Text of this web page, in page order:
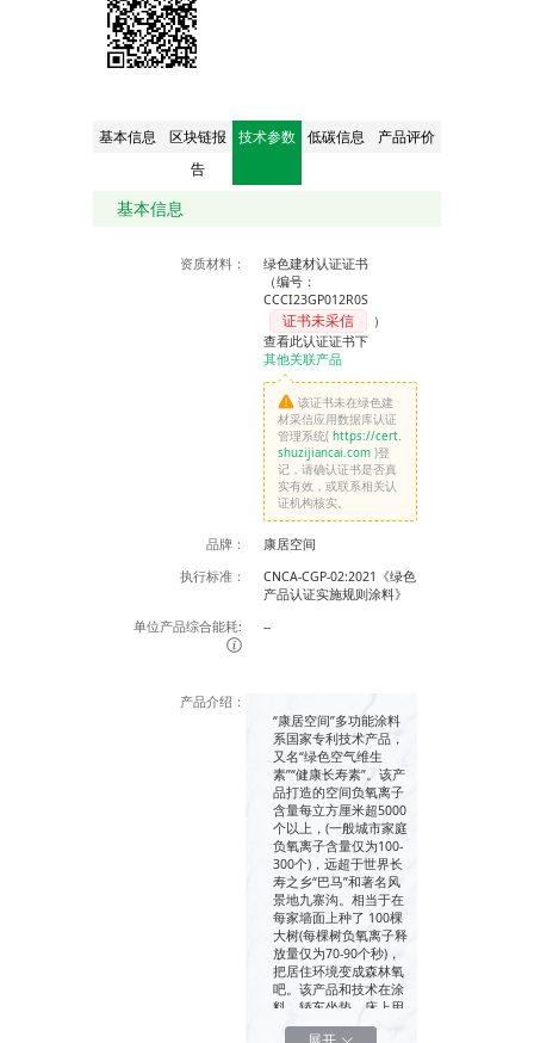
基本信息
区块链报
告
技术参数 低碳信息 产品评价
基本信息
资质材料：
绿色建材认证证书
（编号：
CCCI23GP012R0S
证书未采信
）
查看此认证证书下
其他关联产品
该证书未在绿色建
材采信应用数据库认证
管理系统( https://cert.
shuzijiancai.com)登
记，请确认证书是否真
实有效，或联系相关认
证机构核实。
品牌：
康居空间
执行标准：
CNCA-CGP-02:2021《绿色
产品认证实施规则涂料》
单位产品综合能耗:
--
产品介绍：
“康居空间”多功能涂料
系国家专利技术产品，
又名“绿色空气维生
素”“健康长寿素”。该产
品打造的空间负氧离子
含量每立方厘米超5000
个以上，(一般城市家庭
负氧离子含量仅为100-
300个)，远超于世界长
寿之乡“巴马”和著名风
景地九寨沟。相当于在
每家墙面上种了 100棵
大树(每棵树负氧离子释
放量仅为70-90个秒)，
把居住环境变成森林氧
吧。该产品和技术在涂
料、轿车坐垫、床上用
品、家居建材、日用